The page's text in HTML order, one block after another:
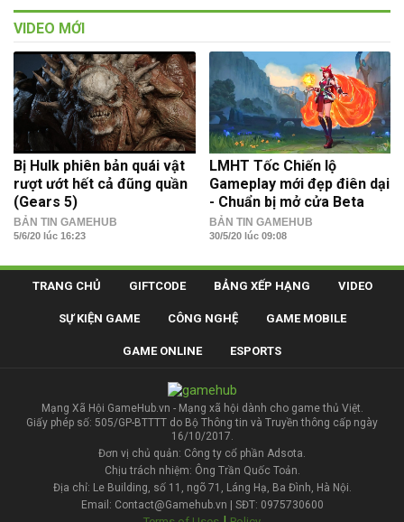
VIDEO MỚI
Bị Hulk phiên bản quái vật
rượt ướt hết cả đũng quần
(Gears 5)
BẢN TIN GAMEHUB
5/6/20 lúc 16:23
LMHT Tốc Chiến lộ
Gameplay mới đẹp điên dại
- Chuẩn bị mở cửa Beta
BẢN TIN GAMEHUB
30/5/20 lúc 09:08
TRANG CHỦ GIFTCODE BẢNG XẾP HẠNG VIDEO
SỰ KIỆN GAME CÔNG NGHỆ GAME MOBILE
GAME ONLINE ESPORTS
Mạng Xã Hội GameHub.vn - Mạng xã hội dành cho game thủ Việt.
Giấy phép số: 505/GP-BTTTT do Bộ Thông tin và Truyền thông cấp ngày
16/10/2017.
Đơn vị chủ quản: Công ty cổ phần Adsota.
Chịu trách nhiệm: Ông Trần Quốc Toản.
Địa chỉ: Le Building, số 11, ngõ 71, Láng Hạ, Ba Đình, Hà Nội.
Email: Contact@Gamehub.vn | SĐT: 0975730600